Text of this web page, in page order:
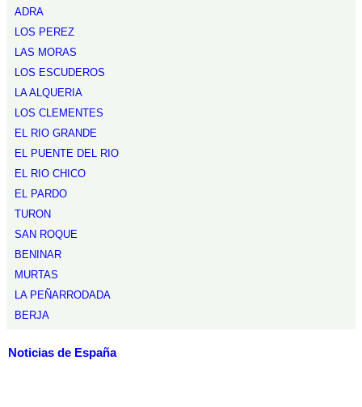
ADRA
LOS PEREZ
LAS MORAS
LOS ESCUDEROS
LA ALQUERIA
LOS CLEMENTES
EL RIO GRANDE
EL PUENTE DEL RIO
EL RIO CHICO
EL PARDO
TURON
SAN ROQUE
BENINAR
MURTAS
LA PEÑARRODADA
BERJA
Noticias de España